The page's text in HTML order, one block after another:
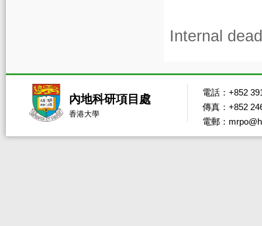
Internal
內地科研項目處
香港大學
電話：+852
傳真：+852
電郵：